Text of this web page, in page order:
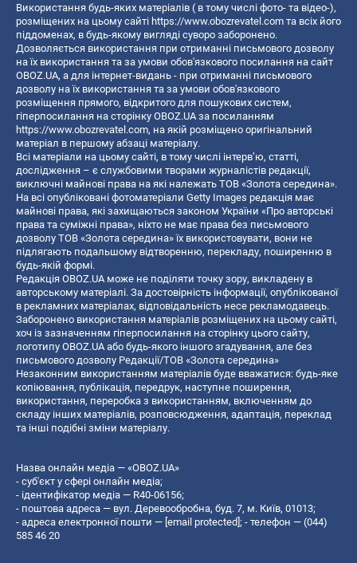
Використання будь-яких матеріалів ( в тому числі фото- та відео-),
розміщених на цьому сайті https://www.obozrevatel.com та всіх його
піддоменах, в будь-якому вигляді суворо заборонено.
Дозволяється використання при отриманні письмового дозволу
на їх використання та за умови обов'язкового посилання на сайт
OBOZ.UA, а для інтернет-видань - при отриманні письмового
дозволу на їх використання та за умови обов'язкового
розміщення прямого, відкритого для пошукових систем,
гіперпосилання на сторінку OBOZ.UA за посиланням
https://www.obozrevatel.com, на якій розміщено оригінальний
матеріал в першому абзаці матеріалу.
Всі матеріали на цьому сайті, в тому числі інтерв’ю, статті,
дослідження – є службовими творами журналістів редакції,
виключні майнові права на які належать ТОВ «Золота середина».
На всі опубліковані фотоматеріали Getty Images редакція має
майнові права, які захищаються законом України «Про авторські
права та суміжні права», ніхто не має права без письмового
дозволу ТОВ «Золота середина» їх використовувати, вони не
підлягають подальшому відтворенню, перекладу, поширенню в
будь-якій формі.
Редакція OBOZ.UA може не поділяти точку зору, викладену в
авторському матеріалі. За достовірність інформації, опублікованої
в рекламних матеріалах, відповідальність несе рекламодавець.
Заборонено використання матеріалів розміщених на цьому сайті,
хоч із зазначенням гіперпосилання на сторінку цього сайту,
логотипу OBOZ.UA або будь-якого іншого згадування, але без
письмового дозволу Редакції/ТОВ «Золота середина»
Незаконним використанням матеріалів буде вважатися: будь-яке
копiювання, публiкацiя, передрук, наступне поширення,
використання, переробка з використанням, включенням до
складу інших матеріалів, розповсюдження, адаптація, переклад
та інші подібні зміни матеріалу.
Назва онлайн медіа — «OBOZ.UA»
- суб'єкт у сфері онлайн медіа;
- ідентифікатор медіа — R40-06156;
- поштова адреса — вул. Деревообробна, буд. 7, м. Київ, 01013;
- адреса електронної пошти — [email protected] ; - телефон — (044)
585 46 20